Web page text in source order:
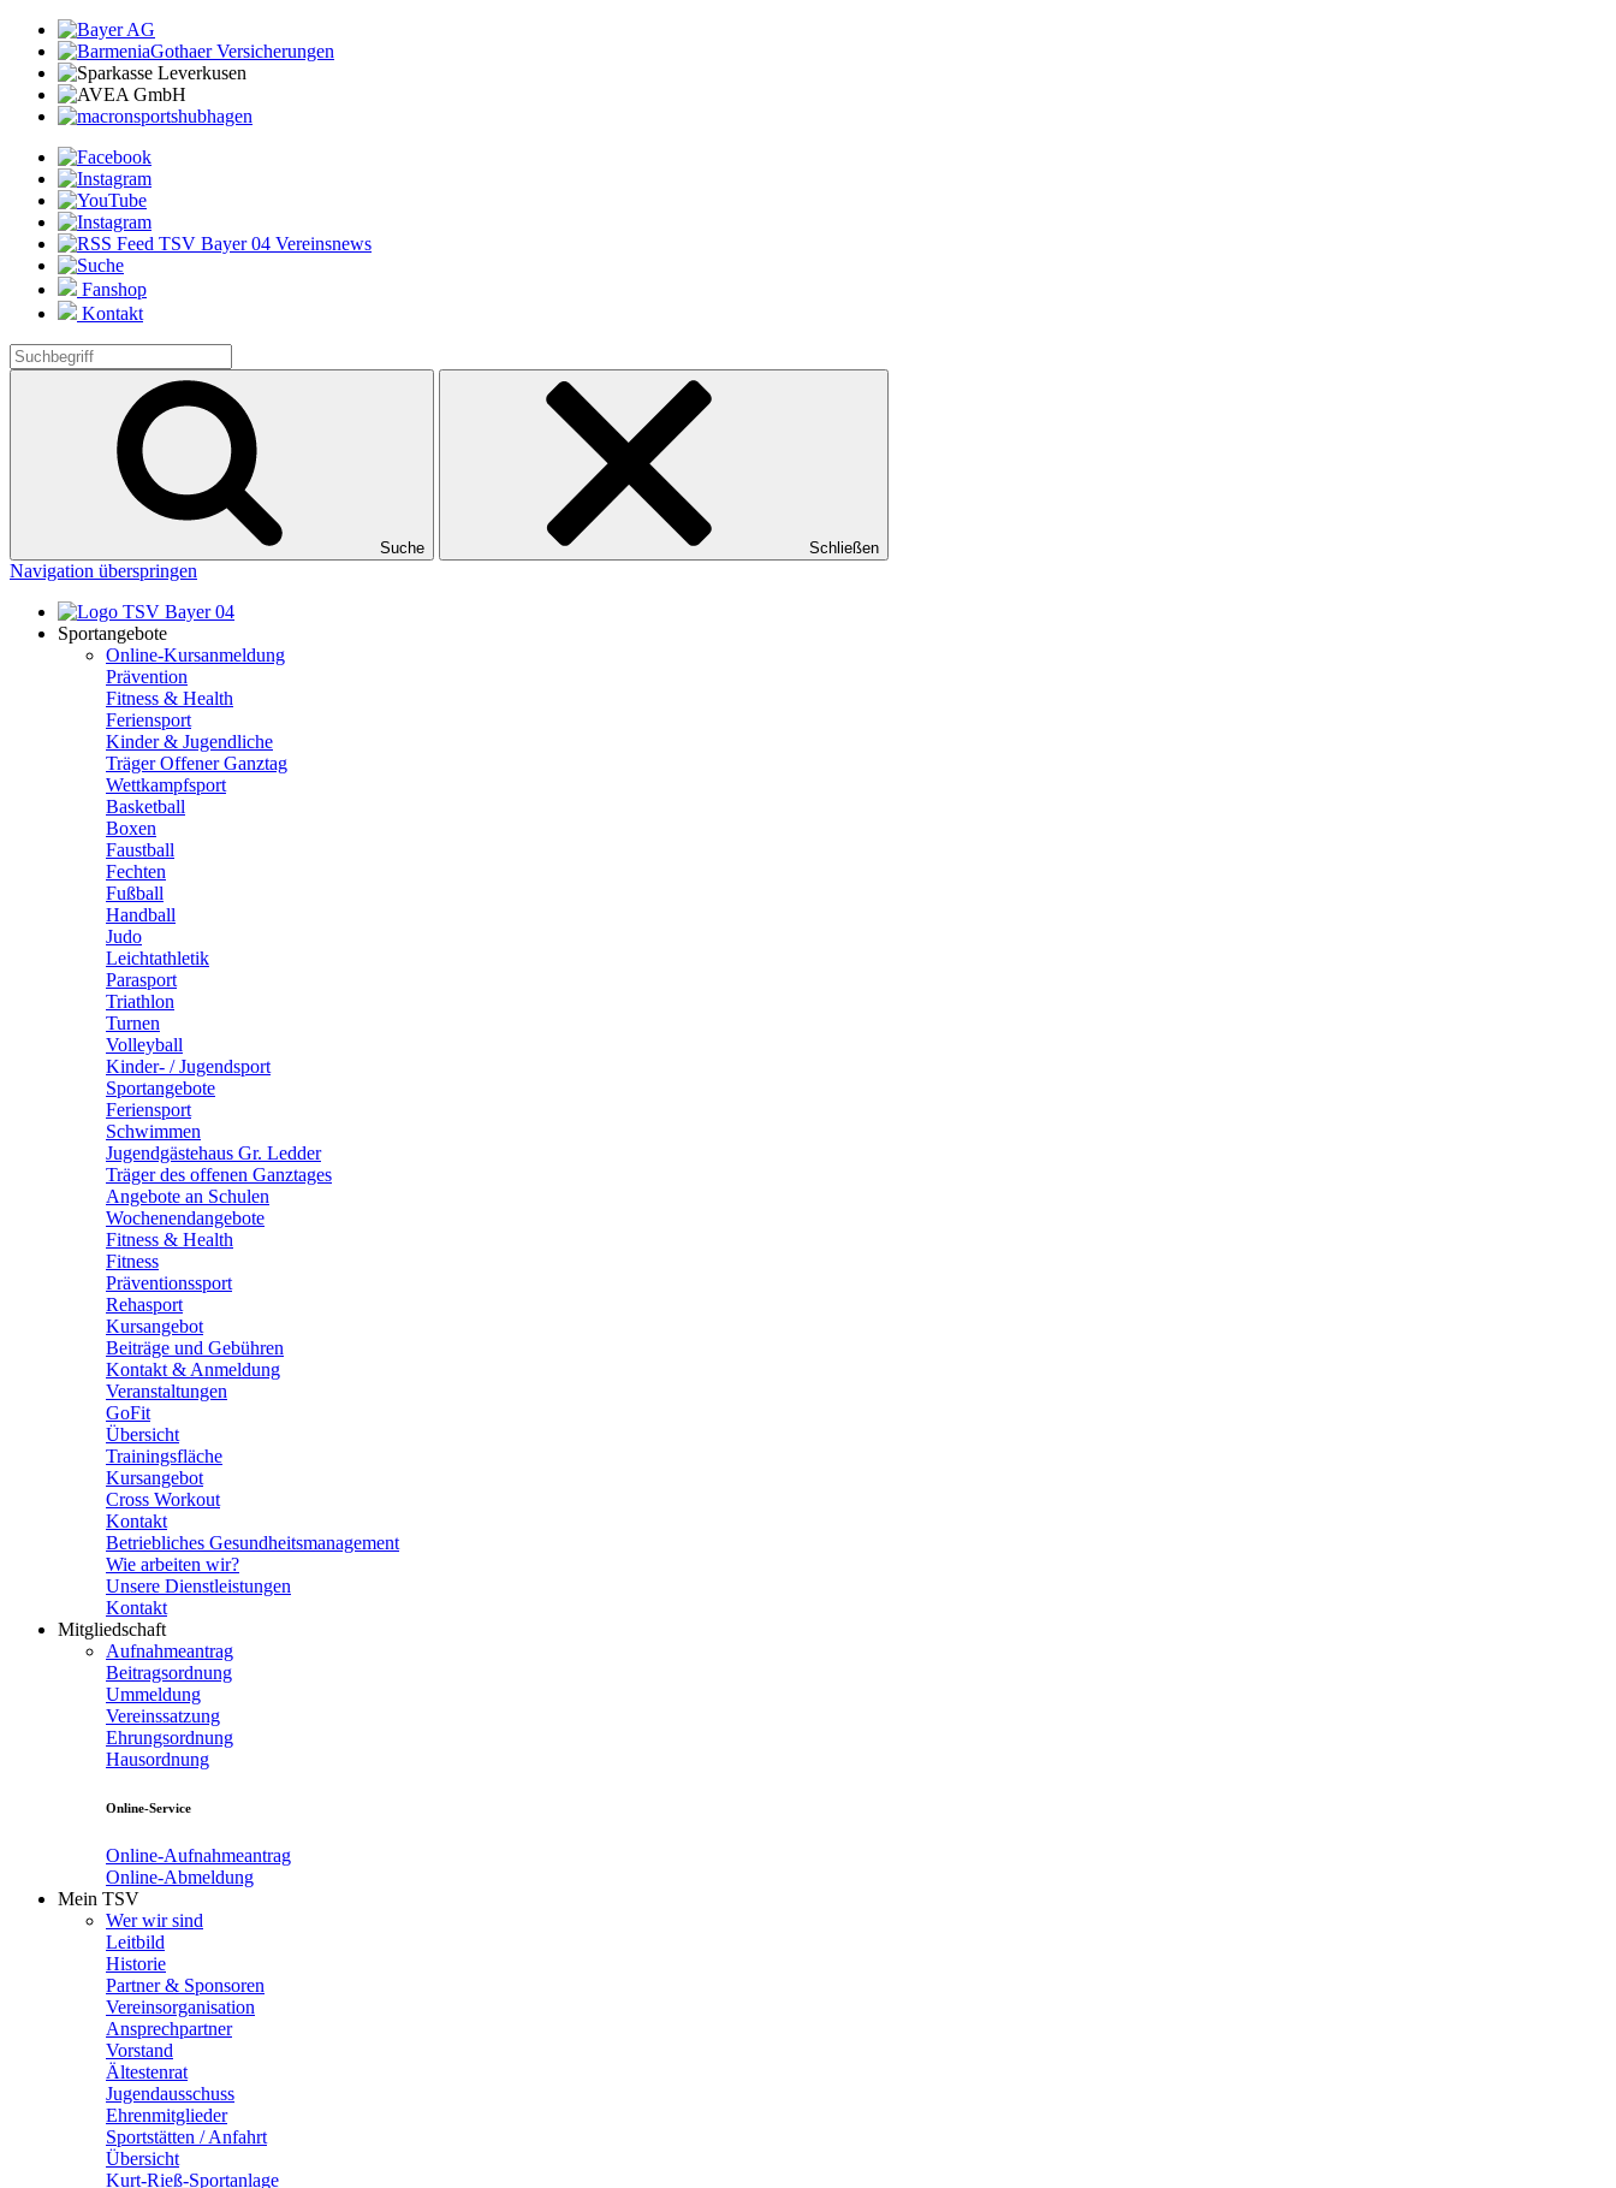
Fanshop
Kontakt
Suche Schließen
Navigation überspringen
Sportangebote
Online-Kursanmeldung
Prävention
Fitness & Health
Feriensport
Kinder & Jugendliche
Träger Offener Ganztag
Wettkampfsport
Basketball
Boxen
Faustball
Fechten
Fußball
Handball
Judo
Leichtathletik
Parasport
Triathlon
Turnen
Volleyball
Kinder- / Jugendsport
Sportangebote
Feriensport
Schwimmen
Jugendgästehaus Gr. Ledder
Träger des offenen Ganztages
Angebote an Schulen
Wochenendangebote
Fitness & Health
Fitness
Präventionssport
Rehasport
Kursangebot
Beiträge und Gebühren
Kontakt & Anmeldung
Veranstaltungen
GoFit
Übersicht
Trainingsfläche
Kursangebot
Cross Workout
Kontakt
Betriebliches Gesundheitsmanagement
Wie arbeiten wir?
Unsere Dienstleistungen
Kontakt
Mitgliedschaft
Aufnahmeantrag
Beitragsordnung
Ummeldung
Vereinssatzung
Ehrungsordnung
Hausordnung
Online-Service
Online-Aufnahmeantrag
Online-Abmeldung
Mein TSV
Wer wir sind
Leitbild
Historie
Partner & Sponsoren
Vereinsorganisation
Ansprechpartner
Vorstand
Ältestenrat
Jugendausschuss
Ehrenmitglieder
Sportstätten / Anfahrt
Übersicht
Kurt-Rieß-Sportanlage